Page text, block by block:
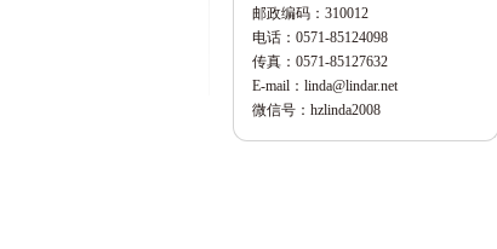
邮政编码：310012
电话：0571-85124098
传真：0571-85127632
E-mail：linda@lindar.net
微信号：hzlinda2008